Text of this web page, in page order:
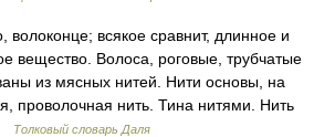
всякое сравнит, длинное и
вещество. Волоса, роговые, трубчатые
из мясных нитей. Нити основы, на
проволочная нить. Тина нитями. Нить
Толковый словарь Даля